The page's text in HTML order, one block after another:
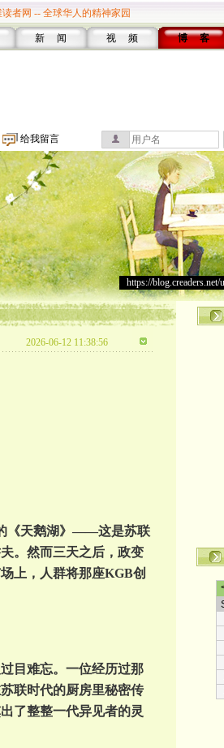
读者网 -- 全球华人的精神家园
新 闻 视 频 博 客
给我留言
https://blog.creaders.net/
2026-06-12 11:38:56
《天鹅湖》——这是苏联
。然而三天之后，政变
上，人群将那座KGB创
目难忘。一位经历过那
联时代的厨房里秘密传
了整整一代异见者的灵